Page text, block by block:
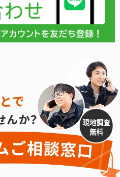
現地調査
無料